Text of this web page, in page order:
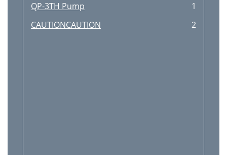
QP-3TH Pump
1
CAUTIONCAUTION
2